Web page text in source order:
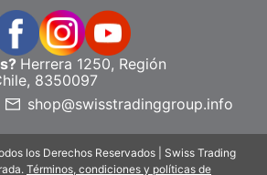
Herrera 1250, Región
8350097
shop@swisstradinggroup.info
los Derechos Reservados | Swiss Trading
Términos, condiciones y políticas de